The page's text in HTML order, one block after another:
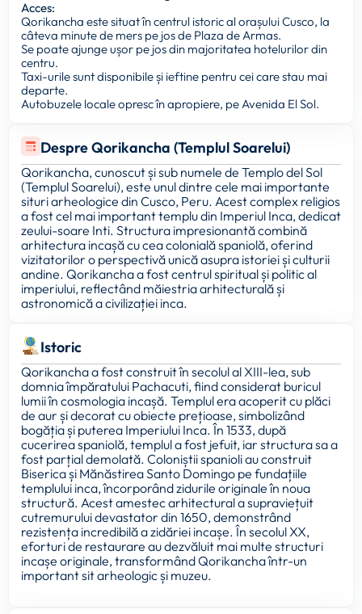
Despre Qorikancha (Templul Soarelui)
Qorikancha, cunoscut și sub numele de Templo del Sol
(Templul Soarelui), este unul dintre cele mai importante
situri arheologice din Cusco, Peru. Acest complex religios
a fost cel mai important templu din Imperiul Inca, dedicat
zeului-soare Inti. Structura impresionantă combină
arhitectura incașă cu cea colonială spaniolă, oferind
vizitatorilor o perspectivă unică asupra istoriei și culturii
andine. Qorikancha a fost centrul spiritual și politic al
imperiului, reflectând măiestria arhitecturală și
astronomică a civilizației inca.
Istoric
Qorikancha a fost construit în secolul al XIII-lea, sub
domnia împăratului Pachacuti, fiind considerat buricul
lumii în cosmologia incașă. Templul era acoperit cu plăci
de aur și decorat cu obiecte prețioase, simbolizând
bogăția și puterea Imperiului Inca. În 1533, după
cucerirea spaniolă, templul a fost jefuit, iar structura sa a
fost parțial demolată. Coloniștii spanioli au construit
Biserica și Mănăstirea Santo Domingo pe fundațiile
templului inca, încorporând zidurile originale în noua
structură. Acest amestec arhitectural a supraviețuit
cutremurului devastator din 1650, demonstrând
rezistența incredibilă a zidăriei incașe. În secolul XX,
eforturi de restaurare au dezvăluit mai multe structuri
incașe originale, transformând Qorikancha într-un
important sit arheologic și muzeu.
Acces:
Qorikancha este situat în centrul istoric al orașului Cusco, la
câteva minute de mers pe jos de Plaza de Armas.
Se poate ajunge ușor pe jos din majoritatea hotelurilor din
centru.
Taxi-urile sunt disponibile și ieftine pentru cei care stau mai
departe.
Autobuzele locale opresc în apropiere, pe Avenida El Sol.